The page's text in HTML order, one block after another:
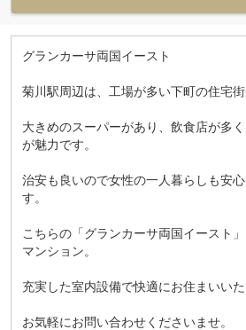
グランカーサ両国イースト
菊川駅周辺は、工場が多い下町の住宅街
大きめのスーパーがあり、飲食店が多
が魅力です。
治安も良いので女性の一人暮らしも安
す。
こちらの「グランカーサ両国イースト
マンション。
充実した室内設備で快適にお住まいいた
お気軽にお問い合わせくださいませ。